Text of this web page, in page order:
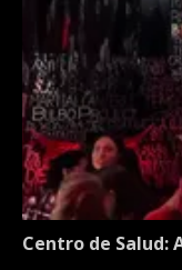
Centro de Salud: